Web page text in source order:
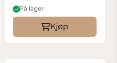
På lager
Kjøp